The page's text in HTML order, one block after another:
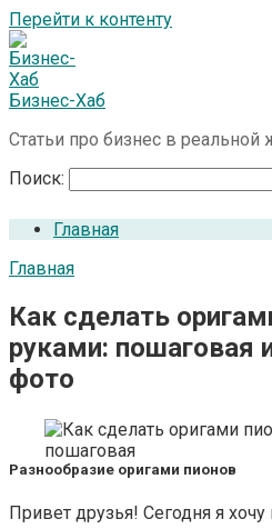
Перейти к контенту
Бизнес-Хаб
Статьи про бизнес в реальной
Поиск:
Главная
Главная
Как сделать
руками: пошаговая
фото
Разнообразие оригами пионов
Привет друзья! Сегодня я